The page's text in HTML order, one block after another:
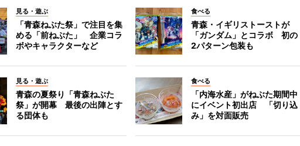
見る・遊ぶ
「青森ねぶた祭」で注目を集
める「前ねぶた」 企業コラ
ボやキャラクターなど
食べる
青森・イギリストーストが
「ガンダム」とコラボ 初の
2パターン包装も
見る・遊ぶ
青森の夏祭り「青森ねぶた
祭」が開幕 最後の出陣とす
る団体も
食べる
「内海水産」がねぶた期間中
にイベント初出店 「切り込
み」を対面販売